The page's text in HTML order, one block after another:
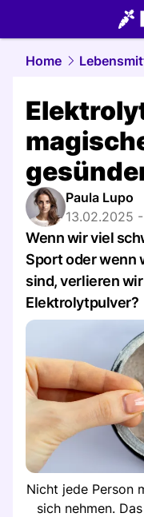
food.
Home
Paula Lupo
13.02.2025
Wenn wir viel
Sport oder wenn
sind, verlieren
Elektrolytpulver?
Nicht jede Person
sich nehmen.